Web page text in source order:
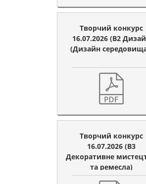
Творчий конкурс
16.07.2026 (B2
(Дизайн
Творчий конкурс
16.07.2026 (B3
Декоративне
та ремесла)